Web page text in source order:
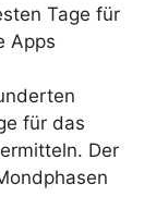
Tage für
Apps
für das
Der